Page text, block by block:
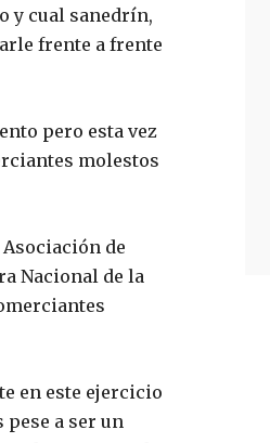
y cual sanedrín,
frente a frente
pero esta vez
molestos
de
Nacional de la
en este ejercicio
a ser un